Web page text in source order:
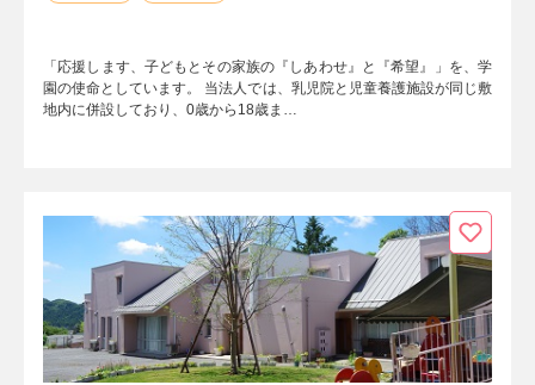
「応援します、子どもとその家族の『しあわせ』と『希望』」を、学
園の使命としています。 当法人では、乳児院と児童養護施設が同じ敷
地内に併設しており、0歳から18歳ま…